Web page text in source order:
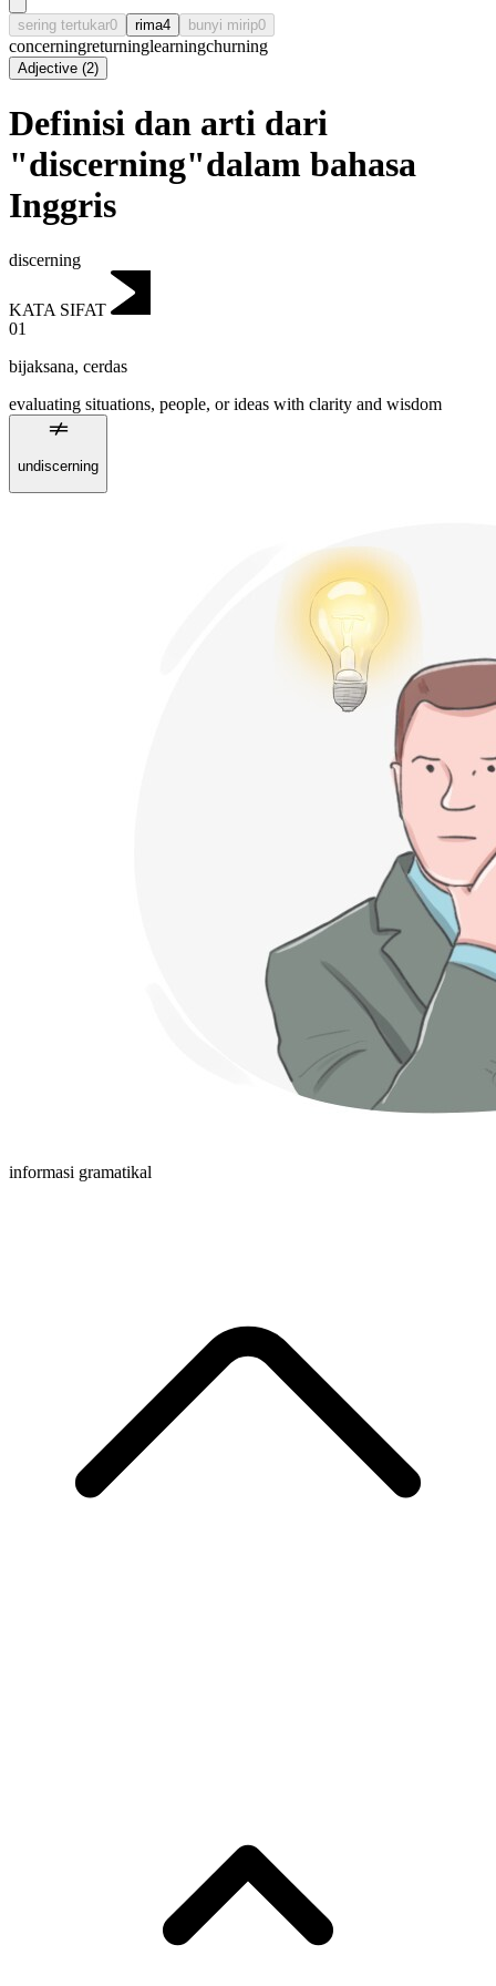
sering tertukar0 rima4 bunyi mirip0
concerningreturninglearningchurning
Adjective (2)
Definisi dan arti dari
"discerning"dalam bahasa
Inggris
discerning
KATA SIFAT
01
bijaksana, cerdas
evaluating situations, people, or ideas with clarity and wisdom
undiscerning
informasi gramatikal